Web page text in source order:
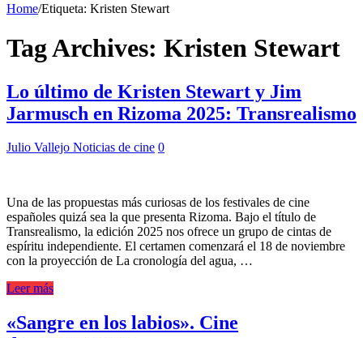
Home/Etiqueta: Kristen Stewart
Tag Archives: Kristen Stewart
Lo último de Kristen Stewart y Jim
Jarmusch en Rizoma 2025: Transrealismo
Julio Vallejo Noticias de cine 0
Una de las propuestas más curiosas de los festivales de cine
españoles quizá sea la que presenta Rizoma. Bajo el título de
Transrealismo, la edición 2025 nos ofrece un grupo de cintas de
espíritu independiente. El certamen comenzará el 18 de noviembre
con la proyección de La cronología del agua, …
Leer más
«Sangre en los labios». Cine